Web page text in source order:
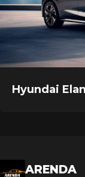
Hyundai
ARENDA